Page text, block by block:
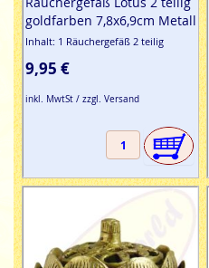
goldfarben 7,8x6,9cm Metall
Inhalt: 1 Räuchergefäß 2 teilig
9,95 €
inkl. MwtSt / zzgl. Versand